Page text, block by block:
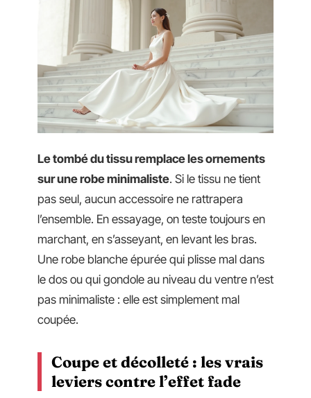
Le tombé du tissu remplace les ornements
sur une robe minimaliste. Si le tissu ne tient
pas seul, aucun accessoire ne rattrapera
l’ensemble. En essayage, on teste toujours en
marchant, en s’asseyant, en levant les bras.
Une robe blanche épurée qui plisse mal dans
le dos ou qui gondole au niveau du ventre n’est
pas minimaliste : elle est simplement mal
coupée.
Coupe et décolleté : les vrais
leviers contre l’effet fade